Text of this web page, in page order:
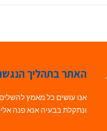
האתר בתהליך
אנו עושים כל מאמץ
ונתקלת בבעיה אנא פנה